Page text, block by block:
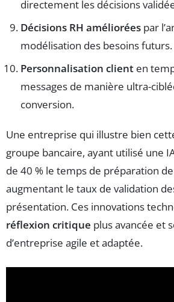
directement les décisions
Décisions RH améliorées par
modélisation des besoins futurs.
Personnalisation client en
messages de manière ultra-
conversion.
Une entreprise qui illustre bien
groupe bancaire, ayant utilisé une
de 40 % le temps de préparation
augmentant le taux de validation
présentation. Ces innovations
réflexion critique plus avancée et
d’entreprise agile et adaptée.